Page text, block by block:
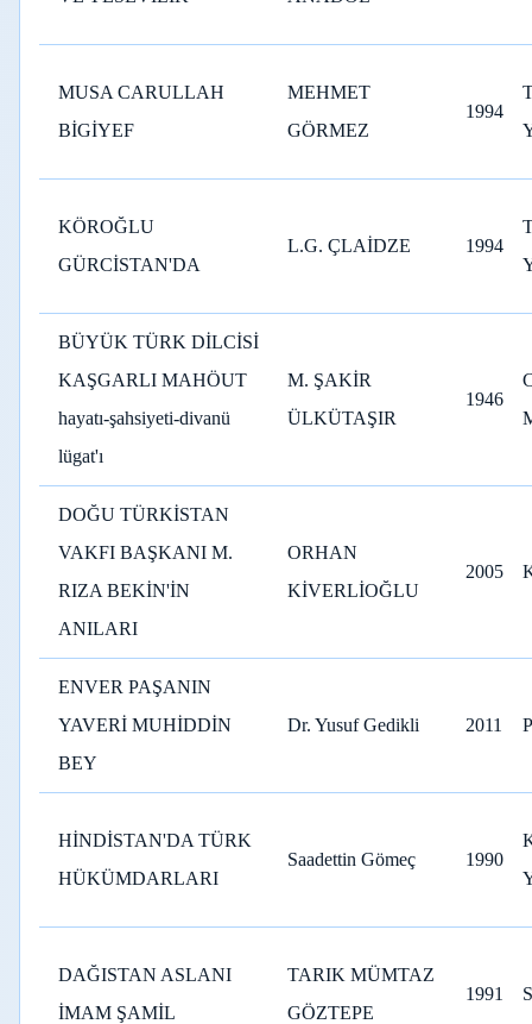
MUSA CARULLAH
BİGİYEF
MEHMET
GÖRMEZ
1994
KÖROĞLU
GÜRCİSTAN'DA
L.G. ÇLAİDZE 1994
BÜYÜK TÜRK DİLCİSİ
KAŞGARLI MAHÖUT
hayatı-şahsiyeti-divanü
lügat'ı
M. ŞAKİR
ÜLKÜTAŞIR
1946
DOĞU TÜRKİSTAN
VAKFI BAŞKANI M.
RIZA BEKİN'İN
ANILARI
ORHAN
KİVERLİOĞLU
2005
ENVER PAŞANIN
YAVERİ MUHİDDİN
BEY
Dr. Yusuf Gedikli 2011
HİNDİSTAN'DA TÜRK
HÜKÜMDARLARI
Saadettin Gömeç 1990
DAĞISTAN ASLANI
İMAM ŞAMİL
TARIK MÜMTAZ
GÖZTEPE
1991